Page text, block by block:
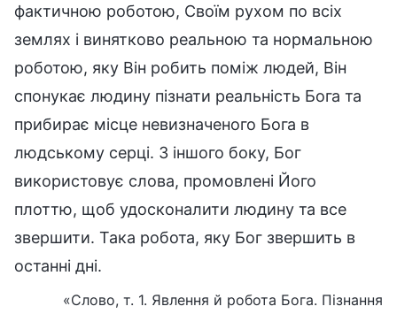
фактичною роботою, Своїм рухом по всіх
землях і винятково реальною та нормальною
роботою, яку Він робить поміж людей, Він
спонукає людину пізнати реальність Бога та
прибирає місце невизначеного Бога в
людському серці. З іншого боку, Бог
використовує слова, промовлені Його
плоттю, щоб удосконалити людину та все
звершити. Така робота, яку Бог звершить в
останні дні.
«Слово, т. 1. Явлення й робота Бога. Пізнання